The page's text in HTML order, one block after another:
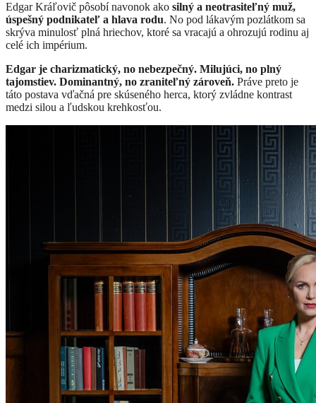
Edgar Kráľovič pôsobí navonok ako silný a neotrasiteľný muž,
úspešný podnikateľ a hlava rodu. No pod lákavým pozlátkom sa
skrýva minulosť plná hriechov, ktoré sa vracajú a ohrozujú rodinu aj
celé ich impérium.
Edgar je charizmatický, no nebezpečný. Milujúci, no plný
tajomstiev. Dominantný, no zraniteľný zároveň. Práve preto je
táto postava vďačná pre skúseného herca, ktorý zvládne kontrast
medzi silou a ľudskou krehkosťou.